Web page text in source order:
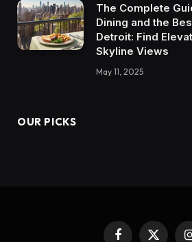
The Complete
Dining and the
Detroit: Find
Skyline Views
May 11, 2025
OUR PICKS